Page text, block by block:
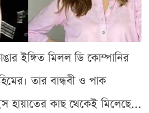
ইঙ্গিত মিলল ডি কোম্পানির
তার বান্ধবী ও পাক
হায়াতের কাছ থেকেই মিলেছে...